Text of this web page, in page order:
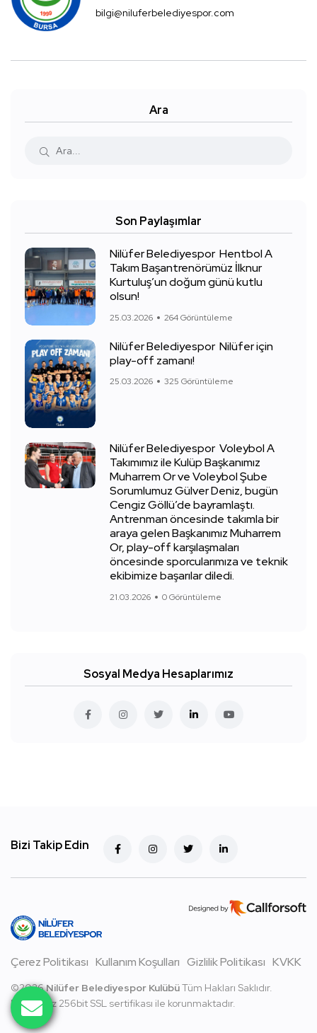
bilgi@niluferbelediyespor.com
Ara
Son Paylaşımlar
Nilüfer Belediyespor Hentbol A
Takım Başantrenörümüz İlknur
Kurtuluş’un doğum günü kutlu
olsun!
25.03.2026 264 Görüntüleme
Nilüfer Belediyespor Nilüfer için
play-off zamanı!
25.03.2026 325 Görüntüleme
Nilüfer Belediyespor Voleybol A
Takımımız ile Kulüp Başkanımız
Muharrem Or ve Voleybol Şube
Sorumlumuz Gülver Deniz, bugün
Cengiz Göllü’de bayramlaştı.
Antrenman öncesinde takımla bir
araya gelen Başkanımız Muharrem
Or, play-off karşılaşmaları
öncesinde sporcularımıza ve teknik
ekibimize başarılar diledi.
21.03.2026 0 Görüntüleme
Sosyal Medya Hesaplarımız
Bizi Takip Edin
Çerez Politikası Kullanım Koşulları Gizlilik Politikası KVKK
©2026Nilüfer Belediyespor KulübüTüm Hakları Saklıdır.
Bilgileriniz 256bit SSL sertifikası ile korunmaktadır.